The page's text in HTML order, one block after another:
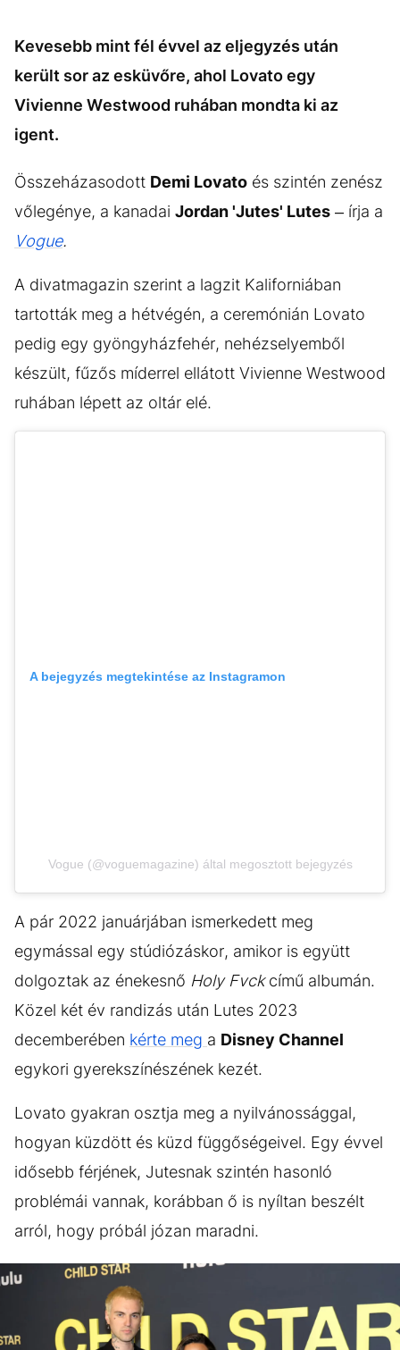
ÉLETMÓD DESIGN
BESZÉLGETÉSEK ARCOK
VIDEÓ TÖRTÉNETEK
Kevesebb mint fél évvel az eljegyzés után
került sor az esküvőre, ahol Lovato egy
Vivienne Westwood ruhában mondta ki az
igent.
Összeházasodott Demi Lovato és szintén zenész
vőlegénye, a kanadai Jordan 'Jutes' Lutes – írja a
Vogue.
A divatmagazin szerint a lagzit Kaliforniában
tartották meg a hétvégén, a ceremónián Lovato
pedig egy gyöngyházfehér, nehézselyemből
készült, fűzős míderrel ellátott Vivienne Westwood
ruhában lépett az oltár elé.
A bejegyzés megtekintése az Instagramon
Vogue (@voguemagazine) által megosztott bejegyzés
A pár 2022 januárjában ismerkedett meg
egymással egy stúdiózáskor, amikor is együtt
dolgoztak az énekesnő Holy Fvckcímű albumán.
Közel két év randizás után Lutes 2023
decemberében kérte meg a Disney Channel
egykori gyerekszínészének kezét.
Lovato gyakran osztja meg a nyilvánossággal,
hogyan küzdött és küzd függőségeivel. Egy évvel
idősebb férjének, Jutesnak szintén hasonló
problémái vannak, korábban ő is nyíltan beszélt
arról, hogy próbál józan maradni.